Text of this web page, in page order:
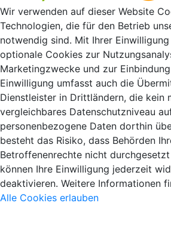
Wir verwenden auf dieser Website
Technologien, die für den Betrieb
notwendig sind. Mit Ihrer
optionale Cookies zur
Marketingzwecke und zur
Einwilligung umfasst auch die
Dienstleister in Drittländern, die kein
vergleichbares Datenschutzniveau
personenbezogene Daten dorthin
besteht das Risiko, dass Behörden
Betroffenenrechte nicht
können Ihre Einwilligung jederzeit
deaktivieren. Weitere Informationen
Alle Cookies erlauben